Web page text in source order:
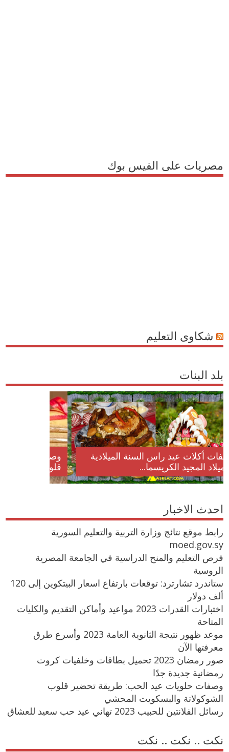
مصريات على الفيس بوك
شكاوى التعليم
بلد البنات
وصفات أكلات عيد راس السنة الميلادية
والميلاد المجيد الكريسما...
احدث الاخبار
رابط موقع نتائج وزارة التربية والتعليم السورية
moed.gov.sy
فرص التعليم والمنح الدراسية في الجامعة المصرية
الروسية
ستاندرد تشارترد: توقعات بارتفاع اسعار البيتكوين إلى 120
ألف دولار
اختبارات القدرات 2023 مواعيد وأماكن التقديم والكليات
المتاحة
موعد ظهور نتيجة الثانوية العامة 2023 وأسرع طرق
معرفتها الآن
صور رمضان 2023 تحميل بطاقات وخلفيات كروت
رمضانية جديدة جدًا
وصفات حلويات عيد الحب: طريقة تحضير قلوب
الشوكولاتة والبسكويت المحشي
رسائل الفلانتين للحبيب 2023 تهاني عيد حب سعيد للعشاق
نكت .. نكت .. نكت